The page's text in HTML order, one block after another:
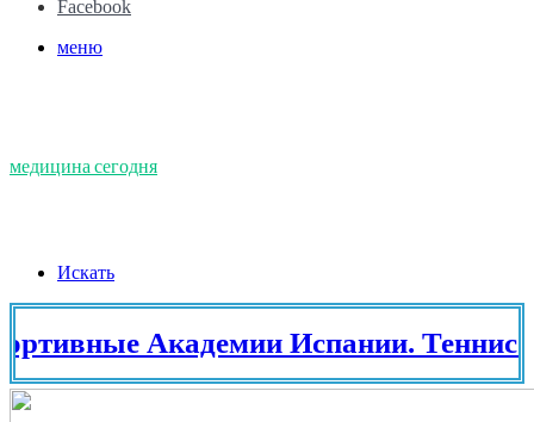
Facebook
меню
медицина сегодня
Искать
Академии Испании. Теннис в